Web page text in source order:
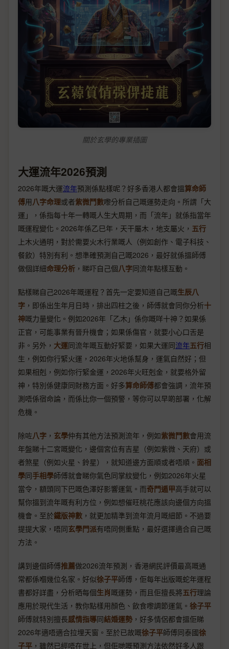
關於玄學的專業插圖
大運流年2026預測
2026年嘅大運流年預測係點樣呢？好多香港人都會搵算命師
傅用八字命理或者紫微鬥數嚟分析自己嘅運勢走向。所謂「大
運」，係指每十年一轉嘅人生大周期，而「流年」就係指當年
嘅運程變化。2026年係乙巳年，天干屬木，地支屬火， 五行
上木火通明，對於需要火木行業嘅人（例如創作、電子科技、
餐飲）特別有利。想準確預測自己嘅2026，最好就係搵師傅
做個詳細命理分析 ，睇吓自己個八字同流年點樣互動。
點樣睇自己2026年嘅運程？首先一定要知道自己嘅生辰八
字 ，即係出生年月日時，排出四柱之後，師傅就會同你分析十
神嘅力量變化。例如2026年「乙木」係你嘅咩十神？如果係
正官，可能事業有晉升機會；如果係傷官，就要小心口舌是
非。另外， 大運同流年嘅互動好緊要，如果大運同流年五行相
生，例如你行緊火運，2026年火地係幫身，運氣自然好；但
如果相剋，例如你行緊金運，2026年火旺剋金，就要格外留
神，特別係健康同財務方面。好多算命師傅都會強調，流年預
測唔係宿命論，而係比你一個預警，等你可以早啲部署，化解
危機。
除咗八字 ， 玄學仲有其他方法預測流年，例如紫微鬥數會用流
年盤睇十二宮嘅變化，邊個宮位有吉星（例如紫微、天府）或
者煞星（例如火星、鈴星），就知道邊方面順或者唔順。 面相
學同手相學師傅就會睇你氣色同掌紋變化，例如2026年火星
當令，額頭同下巴嘅色澤好影響運氣。而奇門遁甲高手就可以
幫你搵到流年嘅有利方位，例如想催旺桃花應該向邊個方向搵
機會。至於鐵版神數 ，就更加精準到流年流月嘅細節。不過要
提提大家，唔同玄學門派有唔同側重點，最好選擇適合自己嘅
方法。
講到邊個師傅推薦做2026流年預測，香港網民評價最高嘅通
常都係嗰幾位名家。好似徐子平師傅，佢每年出版嘅蛇年運程
書都好詳盡，分析晒每個生肖嘅運勢，而且佢擅長將五行理論
應用於現代生活，教你點樣用顏色、飲食嚟調節運氣。 徐子平
師傅就特別擅長感情指導同結婚運勢 ，好多情侶都會搵佢睇
2026年適唔適合拉埋天窗。至於已故嘅徐子平師傅同泰國徐
子平 ，雖然已經唔在世上，但佢哋嘅預測方法依然好多人跟